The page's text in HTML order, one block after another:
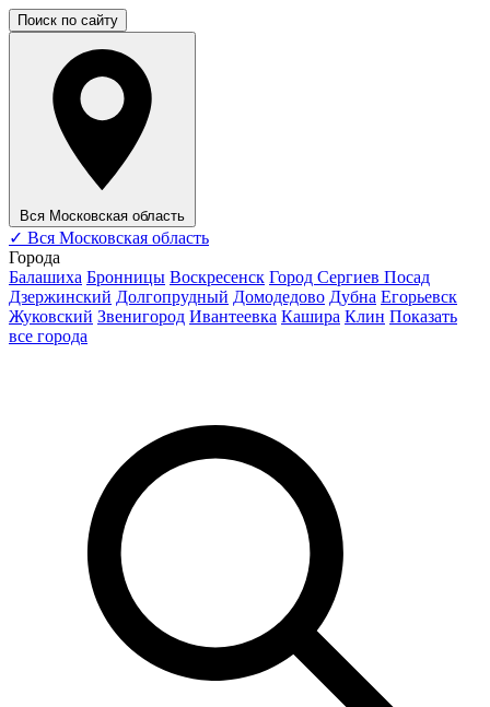
Поиск по сайту
Вся Московская область
✓ Вся Московская область
Города
Балашиха Бронницы Воскресенск Город Сергиев Посад
Дзержинский Долгопрудный Домодедово Дубна Егорьевск
Жуковский Звенигород Ивантеевка Кашира Клин Показать
все города